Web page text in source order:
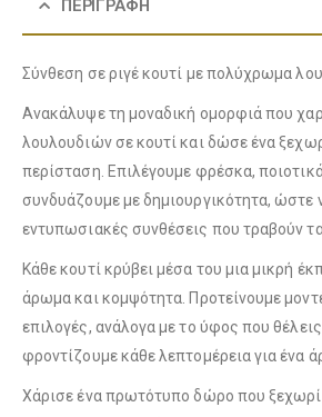
Λούτρινο Γαλάζιο 35εκ(€25.00)
Λούτρινο Ροζ 35εκ(€25.00)
Λούτρινο Γαλάζιο 45εκ(€37.00)
Λούτρινο Κόκκινο 35εκ
Λούτρινο Λευκό 35εκ (€25.00)
ΠΕΡΙΓΡΑΦΉ
Σύνθεση σε ριγέ κουτί με πολύχρωμα
Ανακάλυψε τη μοναδική ομορφιά που
λουλουδιών σε κουτί και δώσε ένα
περίσταση. Επιλέγουμε φρέσκα,
συνδυάζουμε με δημιουργικότητα, ώστε
εντυπωσιακές συνθέσεις που τραβούν
Κάθε κουτί κρύβει μέσα του μια μικρή
άρωμα και κομψότητα. Προτείνουμε
επιλογές, ανάλογα με το ύφος που
φροντίζουμε κάθε λεπτομέρεια για ένα
Χάρισε ένα πρωτότυπο δώρο που